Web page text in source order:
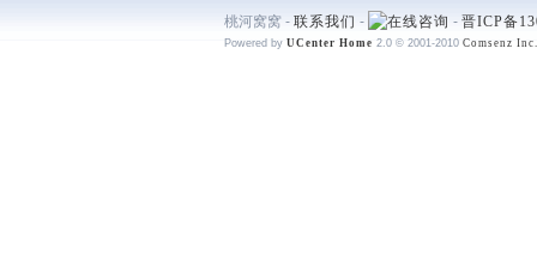
桃河窝窝 - 联系我们 - - 晋ICP备
Powered by UCenter Home 2.0 © 2001-2010 Comsenz Inc.